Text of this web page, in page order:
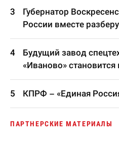
Губернатор
России вместе
Будущий завод
«Иваново»
КПРФ – «Единая
ПАРТНЕРСКИЕ МАТЕРИАЛЫ